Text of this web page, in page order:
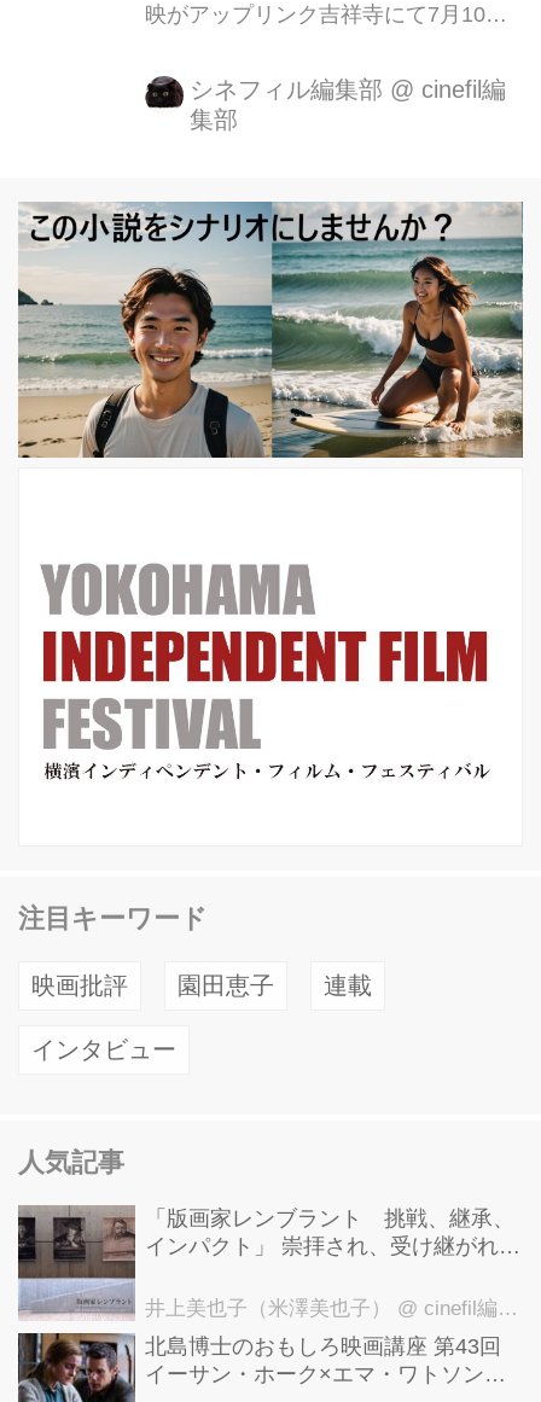
映がアップリンク吉祥寺にて7月10日
します。 SKIPシティ国際Dシネマ映画
祭2019 SKIPシティアワード受賞をは
ミ』、同じくSKIP シティ国際 D シネ
マ映画祭 2018 短編部門 優秀作品賞 (
グランプリ ) に輝いた『予定は未定』
、第 4 回賢島映画祭 グランプリ、主演
女優賞 (高田怜子)、助演女優賞 (屋敷
紘子)と三冠を受賞した『オーバーナイ
トウォーク』ほか短編作2本と合わせ
シネフィル編集部 @ cinefil編
集部
注目キーワード
映画批評 園田恵子 連載
インタビュー
人気記事
「版画家レンブラント 挑戦、継承、
インパクト」 崇拝され、受け継がれ、
洋美術館にて9月23日まで開催中！
井上美也子（米澤美也子） @ cinefil編集部
北島博士のおもしろ映画講座 第43回
イーサン・ホーク×エマ・ワトソン。